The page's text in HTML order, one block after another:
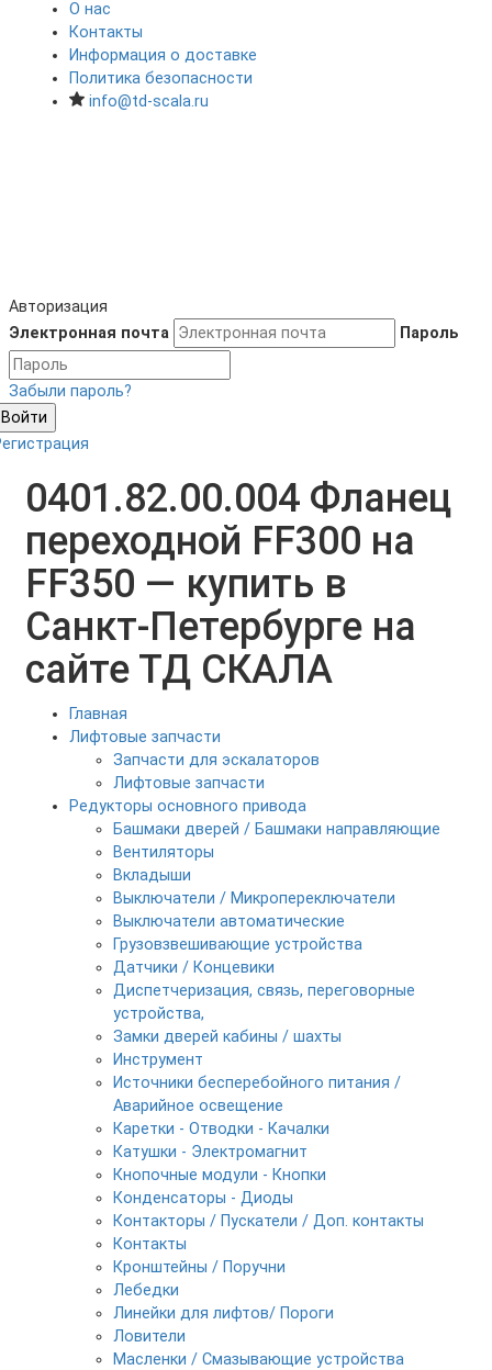
О нас
Контакты
Информация о доставке
Политика безопасности
info@td-scala.ru
Авторизация
Электронная почта
Пароль
Забыли пароль?
Войти
0401.82.00.004 Фланец
переходной FF300 на
FF350 — купить в
Санкт-Петербурге на
сайте ТД СКАЛА
Главная
Лифтовые запчасти
Запчасти для эскалаторов
Лифтовые запчасти
Редукторы основного привода
Башмаки дверей / Башмаки направляющие
Вентиляторы
Вкладыши
Выключатели / Микропереключатели
Выключатели автоматические
Грузовзвешивающие устройства
Датчики / Концевики
Диспетчеризация, связь, переговорные
устройства,
Замки дверей кабины / шахты
Инструмент
Источники бесперебойного питания /
Аварийное освещение
Каретки - Отводки - Качалки
Катушки - Электромагнит
Кнопочные модули - Кнопки
Конденсаторы - Диоды
Контакторы / Пускатели / Доп. контакты
Контакты
Кронштейны / Поручни
Лебедки
Линейки для лифтов/ Пороги
Ловители
Масленки / Смазывающие устройства